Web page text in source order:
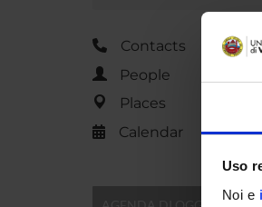
Uso
Noi e
Contacts
People
Places
Calendar